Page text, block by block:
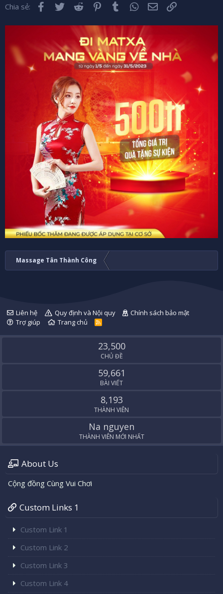
Chia sẻ: Facebook
Twitter Reddit Pinterest
Tumblr WhatsApp
Email
Massage Tân Thành Công
Liên hệ Quy định và Nội quy
Chính sách bảo mật
Trợ giúp
Trang chủ
R
S
23,500
CHỦ ĐỀ
59,661
BÀI VIẾT
8,193
THÀNH VIÊN
Na nguyen
THÀNH VIÊN MỚI NHẤT
About Us
Cộng đồng Cùng Vui Chơi
Custom Links 1
Custom Link 1
Custom Link 2
Custom Link 3
Custom Link 4